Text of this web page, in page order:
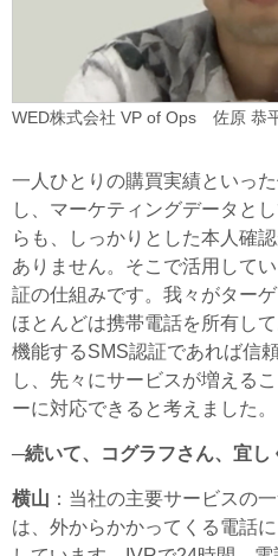
WED株式会社 VP of Ops 佐原 恭
一人ひとりの購買実績といっ
し、マーケティングデータと
らも、しっかりとした本人確
ありません。そこで活用して
証の仕組みです。我々がター
ほとんどは携帯電話を所有し
機能するSMS認証であれば信
し、先々にサービスが増える
ーに対応できると考えました。
─続いて、コグラフさん、宜し
横山 ：当社の主要サービスの
は、外からかかってくる電話